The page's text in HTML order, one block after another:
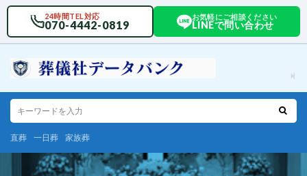
24時間TEL対応
070-4442-0819
お気軽にご相談ください
LINEで問い合わせ
直葬 一日葬 家族葬